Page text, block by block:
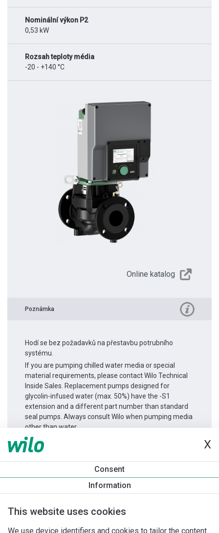
X
Consent
Information
This website uses cookies
We use device identifiers and cookies to tailor the content
Nominální výkon P2
0,53 kW
Rozsah teploty média
-20 - +140 °C
Online katalog
Poznámka
Hodí se bez požadavků na přestavbu potrubního
systému.
If you are pumping chilled water media or special
material requirements, please contact Wilo Technical
Inside Sales. Replacement pumps designed for
glycolin-infused water (max. 50%) have the -S1
extension and a different part number than standard
seal pumps. Always consult Wilo when pumping media
other than water.
Informace o produktu
Stratos GIGA2.0-I 65/1-9/0,75